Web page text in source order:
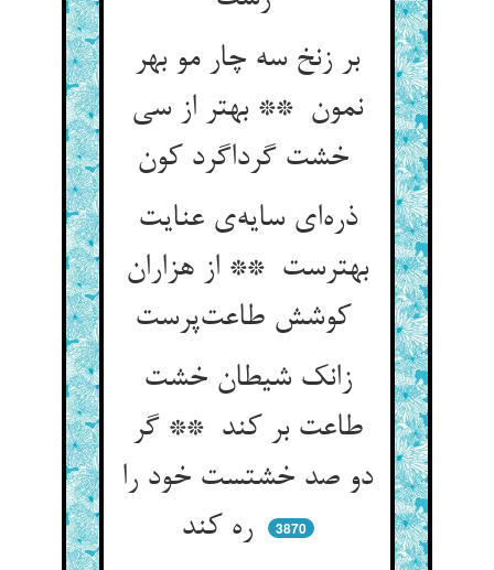
بر زنخ سه چار مو بهر
نمون ** بهتر از سی
ذره‌ای سایه‌ی عنایت
بهترست ** از هزاران
زانک شیطان خشت
طاعت بر کند ** گر
دو صد خشتست خود را
ره کند
3870